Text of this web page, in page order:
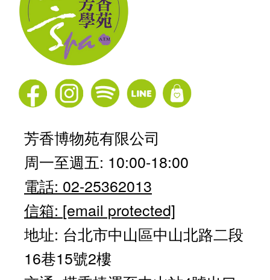
芳香博物苑有限公司
周一至週五: 10:00-18:00
電話: 02-25362013
信箱: [email protected]
地址: 台北市中山區中山北路二段
16巷15號2樓